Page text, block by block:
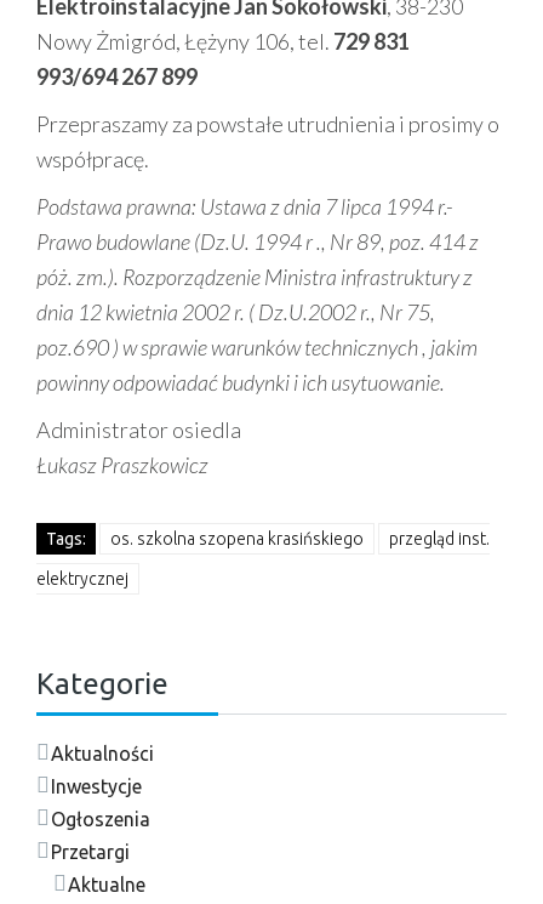
Elektroinstalacyjne Jan Sokołowski, 38-230
Nowy Żmigród, Łężyny 106, tel. 729 831
993/694 267 899
Przepraszamy za powstałe utrudnienia i prosimy o
współpracę.
Podstawa prawna: Ustawa z dnia 7 lipca 1994 r.-
Prawo budowlane (Dz.U. 1994 r ., Nr 89, poz. 414 z
póż. zm.). Rozporządzenie Ministra infrastruktury z
dnia 12 kwietnia 2002 r. ( Dz.U.2002 r., Nr 75,
poz.690 ) w sprawie warunków technicznych , jakim
powinny odpowiadać budynki i ich usytuowanie.
Administrator osiedla
Łukasz Praszkowicz
Tags: os. szkolna szopena krasińskiego przegląd inst.
elektrycznej
Kategorie
Aktualności
Inwestycje
Ogłoszenia
Przetargi
Aktualne